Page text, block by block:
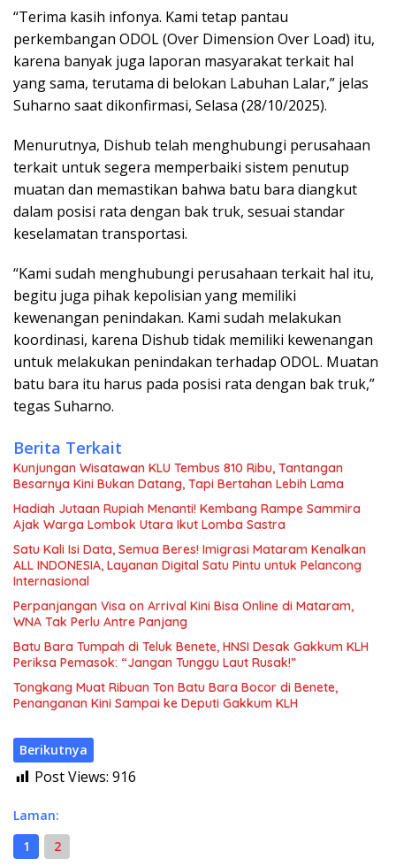
“Terima kasih infonya. Kami tetap pantau
perkembangan ODOL (Over Dimension Over Load) itu,
karena banyak juga laporan masyarakat terkait hal
yang sama, terutama di belokan Labuhan Lalar,” jelas
Suharno saat dikonfirmasi, Selasa (28/10/2025).
Menurutnya, Dishub telah menghubungi perusahaan
terkait untuk segera memperbaiki sistem penutup
muatan dan memastikan bahwa batu bara diangkut
dalam posisi rata dengan bak truk, sesuai standar
keselamatan transportasi.
“Kami sudah menghubungi perusahaan terkait hal itu,
begitu juga pihak kepolisian yang memiliki
kewenangan penindakan. Kami sudah melakukan
koordinasi, karena Dishub tidak memiliki kewenangan
untuk melakukan penindakan terhadap ODOL. Muatan
batu bara itu harus pada posisi rata dengan bak truk,”
tegas Suharno.
Berita Terkait
Kunjungan Wisatawan KLU Tembus 810 Ribu, Tantangan
Besarnya Kini Bukan Datang, Tapi Bertahan Lebih Lama
Hadiah Jutaan Rupiah Menanti! Kembang Rampe Sammira
Ajak Warga Lombok Utara Ikut Lomba Sastra
Satu Kali Isi Data, Semua Beres! Imigrasi Mataram Kenalkan
ALL INDONESIA, Layanan Digital Satu Pintu untuk Pelancong
Internasional
Perpanjangan Visa on Arrival Kini Bisa Online di Mataram,
WNA Tak Perlu Antre Panjang
Batu Bara Tumpah di Teluk Benete, HNSI Desak Gakkum KLH
Periksa Pemasok: “Jangan Tunggu Laut Rusak!”
Tongkang Muat Ribuan Ton Batu Bara Bocor di Benete,
Penanganan Kini Sampai ke Deputi Gakkum KLH
Berikutnya
Post Views: 916
Laman:
1
2